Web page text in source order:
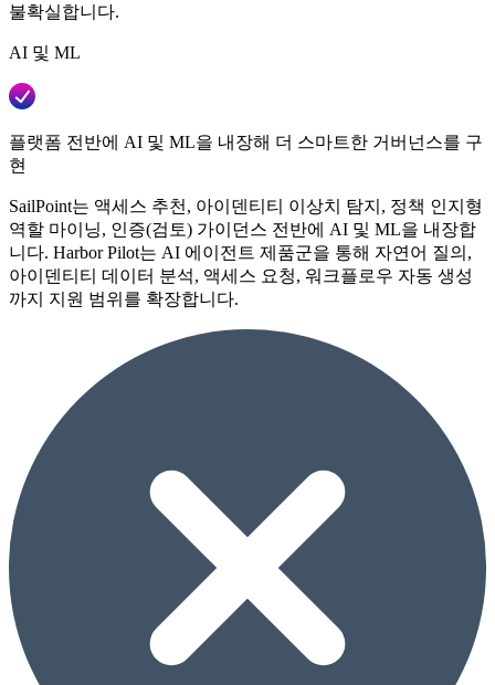
불확실합니다.
AI 및 ML
플랫폼 전반에 AI 및 ML을 내장해 더 스마트한 거버넌스를 구
현
SailPoint는 액세스 추천, 아이덴티티 이상치 탐지, 정책 인지형
역할 마이닝, 인증(검토) 가이던스 전반에 AI 및 ML을 내장합
니다. Harbor Pilot는 AI 에이전트 제품군을 통해 자연어 질의,
아이덴티티 데이터 분석, 액세스 요청, 워크플로우 자동 생성
까지 지원 범위를 확장합니다.